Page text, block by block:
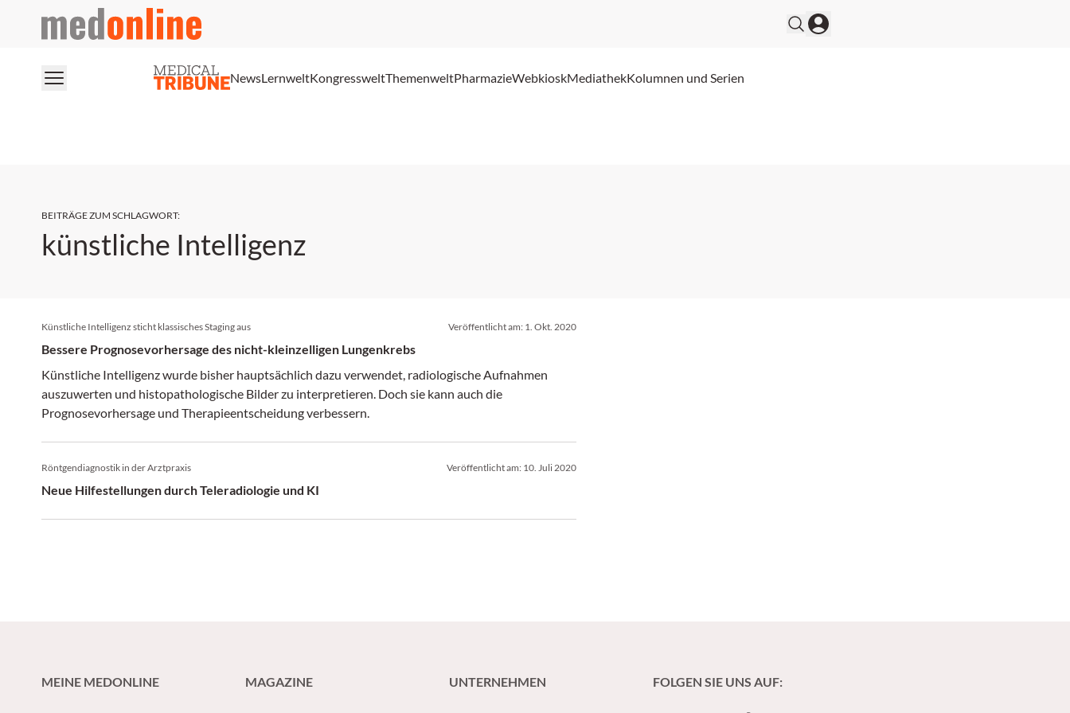
medonline
NewsLernweltKongressweltThemenweltPharmazieWebkioskMediathekKolumnen und Serien
BEITRÄGE ZUM SCHLAGWORT:
künstliche Intelligenz
Künstliche Intelligenz sticht klassisches Staging aus Veröffentlicht am: 1. Okt. 2020
Bessere Prognosevorhersage des nicht-kleinzelligen Lungenkrebs
Künstliche Intelligenz wurde bisher hauptsächlich dazu verwendet, radiologische Aufnahmen
auszuwerten und histopathologische Bilder zu interpretieren. Doch sie kann auch die
Prognosevorhersage und Therapieentscheidung verbessern.
Röntgendiagnostik in der Arztpraxis Veröffentlicht am: 10. Juli 2020
Neue Hilfestellungen durch Teleradiologie und KI
MEINE MEDONLINE MAGAZINE UNTERNEHMEN FOLGEN SIE UNS AUF: